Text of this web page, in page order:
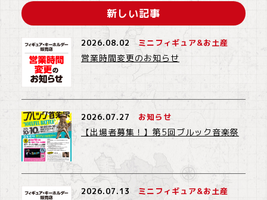
新しい記事
2026.08.02 ミニフィギュア&お土産
営業時間変更のお知らせ
2026.07.27 お知らせ
【出場者募集！】第5回ブルック音楽祭
2026.07.13 ミニフィギュア&お土産